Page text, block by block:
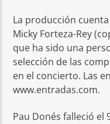
La producción
Micky Forteza-Rey
que ha sido una
selección de las
en el concierto. Las
www.entradas.com.
Pau Donés falleció el